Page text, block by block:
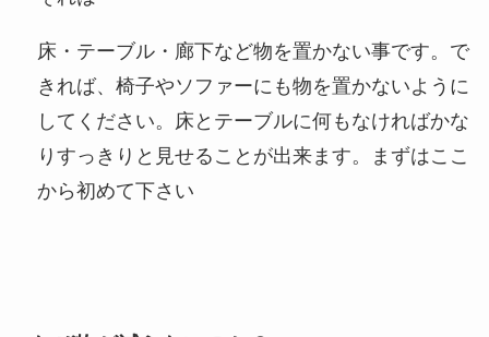
床・テーブル・廊下など物を置かない事です。で
きれば、椅子やソファーにも物を置かないように
してください。床とテーブルに何もなければかな
りすっきりと見せることが出来ます。まずはここ
から初めて下さい